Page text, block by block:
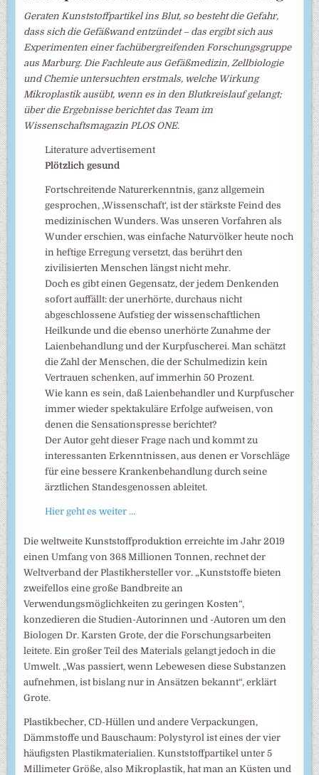
Geraten Kunststoffpartikel ins Blut, so besteht die Gefahr,
dass sich die Gefäßwand entzündet – das ergibt sich aus
Experimenten einer fachübergreifenden Forschungsgruppe
aus Marburg. Die Fachleute aus Gefäßmedizin, Zellbiologie
und Chemie untersuchten erstmals, welche Wirkung
Mikroplastik ausübt, wenn es in den Blutkreislauf gelangt;
über die Ergebnisse berichtet das Team im
Wissenschaftsmagazin PLOS ONE.
Literature advertisement
Plötzlich gesund
Fortschreitende Naturerkenntnis, ganz allgemein
gesprochen, ‚Wissenschaft‘, ist der stärkste Feind des
medizinischen Wunders. Was unseren Vorfahren als
Wunder erschien, was einfache Naturvölker heute noch
in heftige Erregung versetzt, das berührt den
zivilisierten Menschen längst nicht mehr.
Doch es gibt einen Gegensatz, der jedem Denkenden
sofort auffällt: der unerhörte, durchaus nicht
abgeschlossene Aufstieg der wissenschaftlichen
Heilkunde und die ebenso unerhörte Zunahme der
Laienbehandlung und der Kurpfuscherei. Man schätzt
die Zahl der Menschen, die der Schulmedizin kein
Vertrauen schenken, auf immerhin 50 Prozent.
Wie kann es sein, daß Laienbehandler und Kurpfuscher
immer wieder spektakuläre Erfolge aufweisen, von
denen die Sensationspresse berichtet?
Der Autor geht dieser Frage nach und kommt zu
interessanten Erkenntnissen, aus denen er Vorschläge
für eine bessere Krankenbehandlung durch seine
ärztlichen Standesgenossen ableitet.
Hier geht es weiter …
Die weltweite Kunststoffproduktion erreichte im Jahr 2019
einen Umfang von 368 Millionen Tonnen, rechnet der
Weltverband der Plastikhersteller vor. „Kunststoffe bieten
zweifellos eine große Bandbreite an
Verwendungsmöglichkeiten zu geringen Kosten“,
konzedieren die Studien-Autorinnen und -Autoren um den
Biologen Dr. Karsten Grote, der die Forschungsarbeiten
leitete. Ein großer Teil des Materials gelangt jedoch in die
Umwelt. „Was passiert, wenn Lebewesen diese Substanzen
aufnehmen, ist bislang nur in Ansätzen bekannt“, erklärt
Grote.
Plastikbecher, CD-Hüllen und andere Verpackungen,
Dämmstoffe und Bauschaum: Polystyrol ist eines der vier
häufigsten Plastikmaterialien. Kunststoffpartikel unter 5
Millimeter Größe, also Mikroplastik, hat man an Küsten und